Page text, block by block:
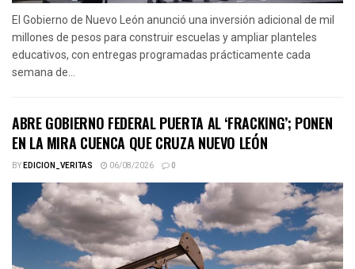
El Gobierno de Nuevo León anunció una inversión adicional de mil
millones de pesos para construir escuelas y ampliar planteles
educativos, con entregas programadas prácticamente cada
semana de...
ABRE GOBIERNO FEDERAL PUERTA AL ‘FRACKING’; PONEN
EN LA MIRA CUENCA QUE CRUZA NUEVO LEÓN
BYEDICION_VERITAS 06/08/2026 0